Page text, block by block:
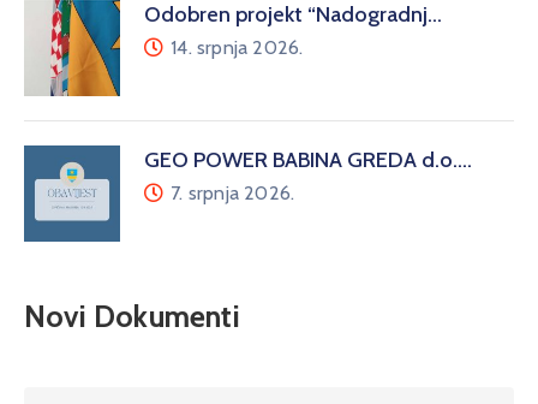
Odobren projekt “Nadogradnj…
14. srpnja 2026.
GEO POWER BABINA GREDA d.o.…
7. srpnja 2026.
Novi Dokumenti